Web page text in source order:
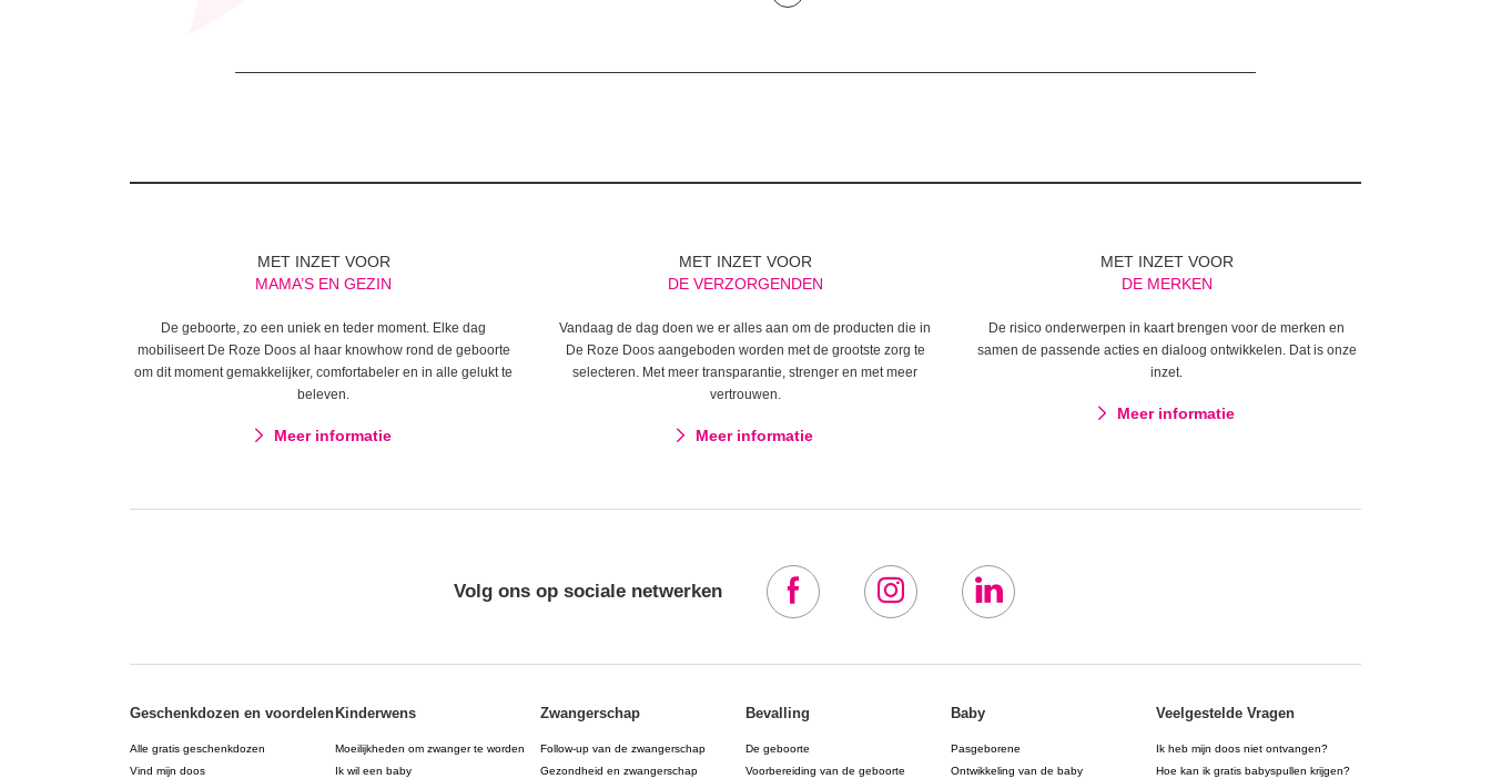
MET INZET VOOR
MAMA’S EN GEZIN
De geboorte, zo een uniek en teder moment. Elke dag
mobiliseert De Roze Doos al haar knowhow rond de geboorte
om dit moment gemakkelijker, comfortabeler en in alle gelukt te
beleven.
Meer informatie
MET INZET VOOR
DE VERZORGENDEN
Vandaag de dag doen we er alles aan om de producten die in
De Roze Doos aangeboden worden met de grootste zorg te
selecteren. Met meer transparantie, strenger en met meer
vertrouwen.
Meer informatie
MET INZET VOOR
DE MERKEN
De risico onderwerpen in kaart brengen voor de merken en
samen de passende acties en dialoog ontwikkelen. Dat is onze
inzet.
Meer informatie
Volg ons op sociale netwerken
Geschenkdozen en voordelen
Alle gratis geschenkdozen
Vind mijn doos
Kinderwens
Moeilijkheden om zwanger te worden
Ik wil een baby
Zwangerschap
Follow-up van de zwangerschap
Gezondheid en zwangerschap
Bevalling
De geboorte
Voorbereiding van de geboorte
Baby
Pasgeborene
Ontwikkeling van de baby
Veelgestelde Vragen
Ik heb mijn doos niet ontvangen?
Hoe kan ik gratis babyspullen krijgen?